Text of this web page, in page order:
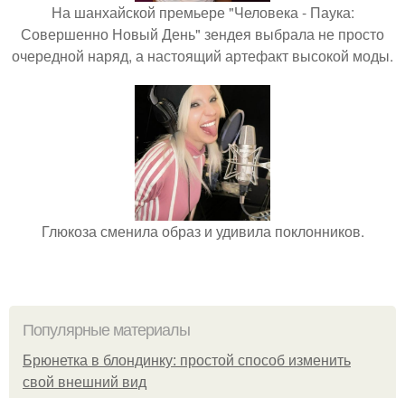
На шанхайской премьере "Человека - Паука:
Совершенно Новый День" зендея выбрала не просто
очередной наряд, а настоящий артефакт высокой моды.
Глюкоза сменила образ и удивила поклонников.
Популярные материалы
Брюнетка в блондинку: простой способ изменить
свой внешний вид